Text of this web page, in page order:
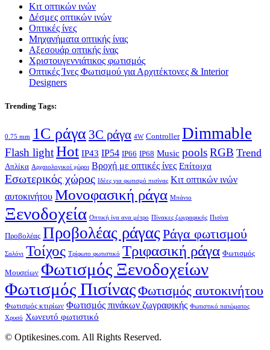
Κιτ οπτικών ινών
Δέσμες οπτικών ινών
Οπτικές ίνες
Μηχανήματα οπτικής ίνας
Αξεσουάρ οπτικής ίνας
Χριστουγεννιάτικος φωτισμός
Οπτικές Ίνες Φωτισμού για Αρχιτέκτονες & Interior
Designers
Trending Tags:
0.75 mm 1C ράγα 3C ράγα 4W Controller Dimmable
Flash lightHot IP43 IP54 IP66 IP68 Music poolsRGB Trend
Απλίκα Αρχαιολογικοί χώροι Βροχή με οπτικές ίνες Επίτοιχα
Εσωτερικός χώρος Ιδέες για φωτισμό πισίνας Κιτ οπτικών ινών
αυτοκινήτου Μονοφασική ράγα Μπάνιο
Ξενοδοχεία Οπτική ίνα ανα μέτρο Πίνακες ζωγραφικής Πισίνα
Προβολέας Προβολέας ράγας Ράγα φωτισμού
Σαλόνι Τοίχος Τρίφωτο φωτιστικό Τριφασική ράγα Φωτισμός
Μουσείων Φωτισμός Ξενοδοχείων
Φωτισμός ΠισίναςΦωτισμός αυτοκινήτου
Φωτισμός κτιρίων Φωτισμός πινάκων ζωγραφικής Φωτιστικό πατώματος
Χρυσό Χωνευτό φωτιστικό
© Optikesines.com. All Rights Reserved.